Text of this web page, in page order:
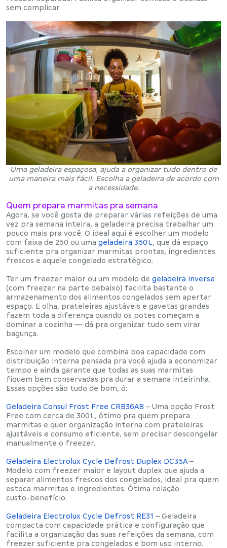
sem complicar.
Uma geladeira espaçosa, ajuda a organizar tudo dentro de
uma maneira mais fácil. Escolha a geladeira de acordo com
a necessidade.
Quem prepara marmitas pra semana
Agora, se você gosta de preparar várias refeições de uma
vez pra semana inteira, a geladeira precisa trabalhar um
pouco mais pra você. O ideal aqui é escolher um modelo
com faixa de 250 ou uma geladeira 350 L, que dá espaço
suficiente pra organizar marmitas prontas, ingredientes
frescos e aquele congelado estratégico.
Ter um freezer maior ou um modelo de geladeira inverse
(com freezer na parte debaixo) facilita bastante o
armazenamento dos alimentos congelados sem apertar
espaço. E olha, prateleiras ajustáveis e gavetas grandes
fazem toda a diferença quando os potes começam a
dominar a cozinha — dá pra organizar tudo sem virar
bagunça.
Escolher um modelo que combina boa capacidade com
distribuição interna pensada pra você ajuda a economizar
tempo e ainda garante que todas as suas marmitas
fiquem bem conservadas pra durar a semana inteirinha.
Essas opções são tudo de bom, ó:
Geladeira Consul Frost Free CRB36AB – Uma opção Frost
Free com cerca de 300 L, ótimo pra quem prepara
marmitas e quer organização interna com prateleiras
ajustáveis e consumo eficiente, sem precisar descongelar
manualmente o freezer.
Geladeira Electrolux Cycle Defrost Duplex DC35A –
Modelo com freezer maior e layout duplex que ajuda a
separar alimentos frescos dos congelados, ideal pra quem
estoca marmitas e ingredientes. Ótima relação
custo‑benefício.
Geladeira Electrolux Cycle Defrost RE31 – Geladeira
compacta com capacidade prática e configuração que
facilita a organização das suas refeições da semana, com
freezer suficiente pra congelados e bom uso interno.